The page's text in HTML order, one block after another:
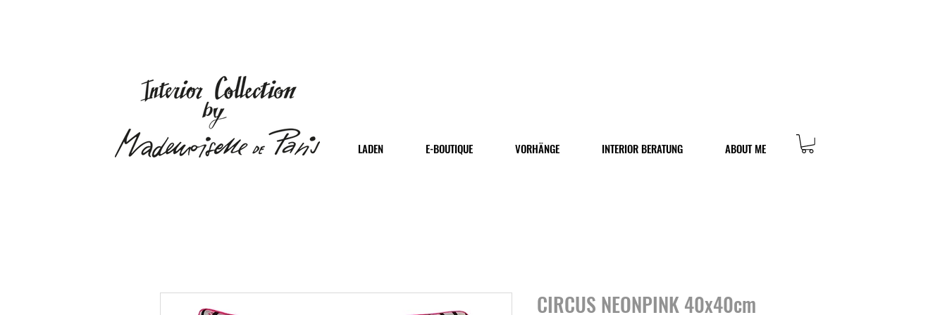
LADEN E-BOUTIQUE VORHÄNGE INTERIOR BERATUNG ABOUT ME
CIRCUS NEONPINK 40x40cm